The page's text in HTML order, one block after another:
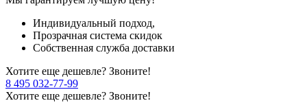
Индивидуальный подход,
Прозрачная система скидок
Собственная служба доставки
Хотите еще дешевле? Звоните!
8 495 032-77-99
Хотите еще дешевле? Звоните!